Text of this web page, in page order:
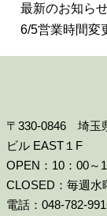
最新のお知ら
6/5営業時間変
〒330-0846 埼玉
ビル EAST１F
OPEN：10：00～
CLOSED：毎週水
電話：048-782-